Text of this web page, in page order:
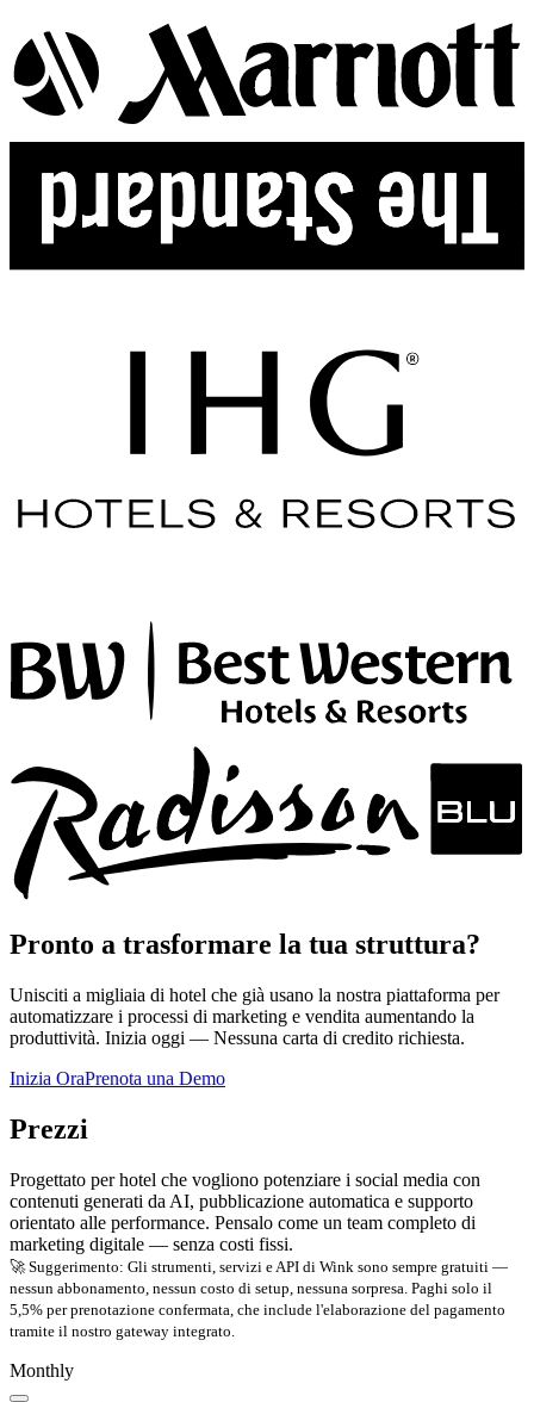
Pronto a trasformare la tua struttura?
Unisciti a migliaia di hotel che già usano la nostra piattaforma per
automatizzare i processi di marketing e vendita aumentando la
produttività. Inizia oggi — Nessuna carta di credito richiesta.
Inizia OraPrenota una Demo
Prezzi
Progettato per hotel che vogliono potenziare i social media con
contenuti generati da AI, pubblicazione automatica e supporto
orientato alle performance. Pensalo come un team completo di
marketing digitale — senza costi fissi.
🚀 Suggerimento: Gli strumenti, servizi e API di Wink sono sempre gratuiti —
nessun abbonamento, nessun costo di setup, nessuna sorpresa. Paghi solo il
5,5% per prenotazione confermata, che include l'elaborazione del pagamento
tramite il nostro gateway integrato.
Monthly